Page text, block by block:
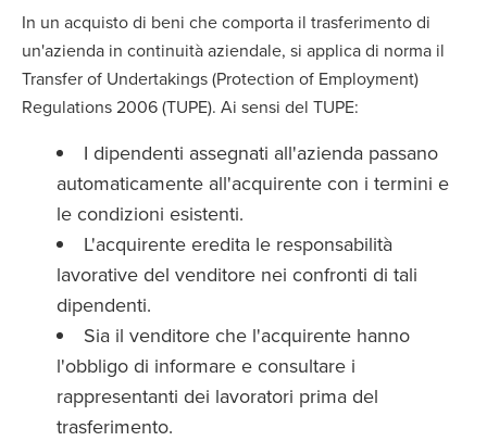
In un acquisto di beni che comporta il trasferimento di
un'azienda in continuità aziendale, si applica di norma il
Transfer of Undertakings (Protection of Employment)
Regulations 2006 (TUPE). Ai sensi del TUPE:
I dipendenti assegnati all'azienda passano
automaticamente all'acquirente con i termini e
le condizioni esistenti.
L'acquirente eredita le responsabilità
lavorative del venditore nei confronti di tali
dipendenti.
Sia il venditore che l'acquirente hanno
l'obbligo di informare e consultare i
rappresentanti dei lavoratori prima del
trasferimento.